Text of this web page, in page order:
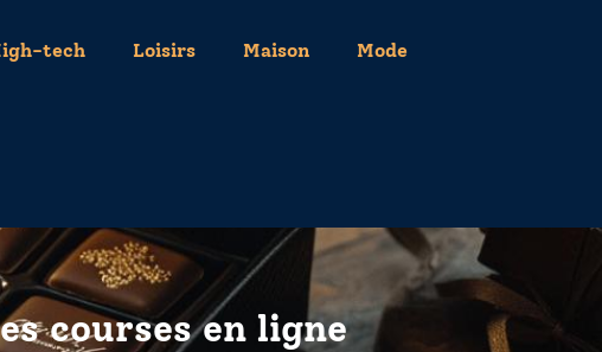
tech Loisirs Maison Mode
courses en ligne